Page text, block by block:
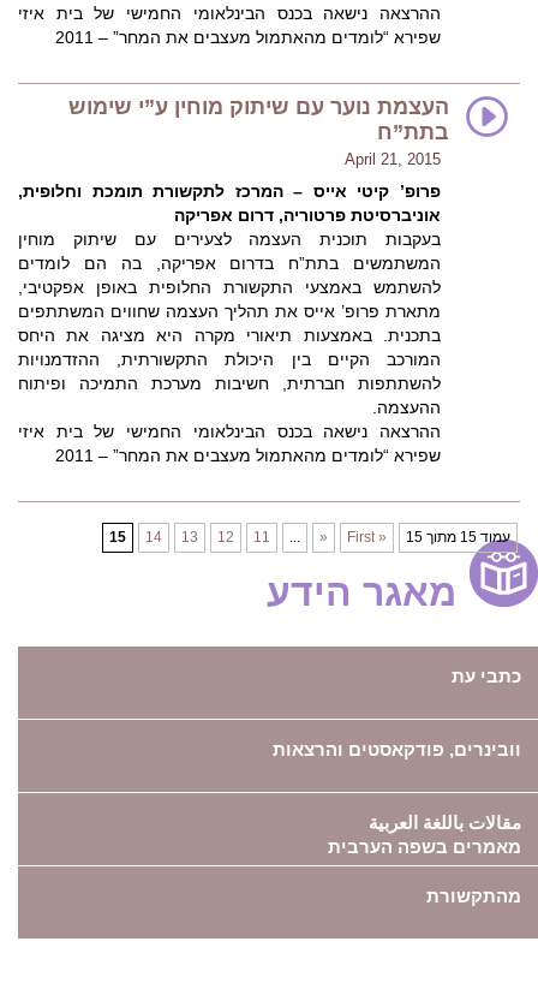
ההרצאה נישאה בכנס הבינלאומי החמישי של בית איזי
שפירא “לומדים מהאתמול מעצבים את המחר” – 2011
העצמת נוער עם שיתוק מוחין ע”י שימוש
בתת”ח
April 21, 2015
פרופ’ קיטי אייס –המרכז לתקשורת תומכת וחלופית,
אוניברסיטת פרטוריה, דרום אפריקה
בעקבות תוכנית העצמה לצעירים עם שיתוק מוחין
המשתמשים בתת”ח בדרום אפריקה, בה הם לומדים
להשתמש באמצעי התקשורת החלופית באופן אפקטיבי,
מתארת פרופ’ אייס את תהליך העצמה שחווים המשתתפים
בתכנית. באמצעות תיאורי מקרה היא מציגה את היחס
המורכב הקיים בין היכולת התקשורתית, ההזדמנויות
להשתתפות חברתית, חשיבות מערכת התמיכה ופיתוח
ההעצמה.
ההרצאה נישאה בכנס הבינלאומי החמישי של בית איזי
שפירא “לומדים מהאתמול מעצבים את המחר” – 2011
עמוד 15 מתוך 15 « First
«
...
11
12
13
14
15
מאגר הידע
כתבי עת
וובינרים, פודקאסטים והרצאות
مقالات باللغة العربية
מאמרים בשפה הערבית
מהתקשורת